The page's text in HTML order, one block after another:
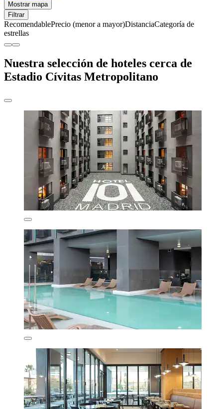
Mostrar mapa
Filtrar
RecomendablePrecio (menor a mayor)DistanciaCategoría de
estrellas
Nuestra selección de hoteles cerca de
Estadio Cívitas Metropolitano